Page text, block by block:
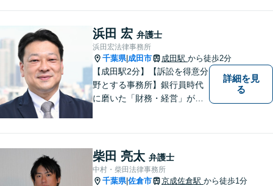
ちを尊重して解決へと動いて
まいります。法律的知見のア
ップデートを怠りません。
浜田 宏 弁護士
浜田宏法律事務所
千葉県| 成田市 成田駅 から徒歩2分
【成田駅2分】【訴訟を得意分
野とする事務所】銀行員時代
に磨いた「財務・経営」が強
すいパートナーを目指してい
ます。【元裁判官の弁護士も
在籍】企業法務を中心に、個
詳細を見
る
柴田 亮太 弁護士
中村・柴田法律事務所
千葉県|佐倉市 京成佐倉駅 から徒歩1分